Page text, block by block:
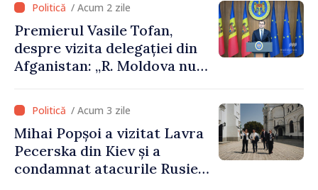
/ Acum 2 zile
Premierul Vasile Tofan,
despre vizita delegației din
Afganistan: „R. Moldova nu
talibană. Aprobarea acestei
vizite a fost o eroare de
evaluare și de coordonare
instituțională”
/ Acum 3 zile
Mihai Popșoi a vizitat Lavra
Pecerska din Kiev și a
condamnat atacurile Rusiei